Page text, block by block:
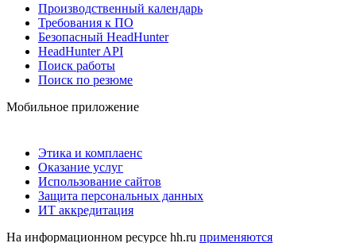
Производственный календарь
Требования к ПО
Безопасный HeadHunter
HeadHunter API
Поиск работы
Поиск по резюме
Мобильное приложение
Этика и комплаенс
Оказание услуг
Использование сайтов
Защита персональных данных
ИТ аккредитация
На информационном ресурсе hh.ru применяются